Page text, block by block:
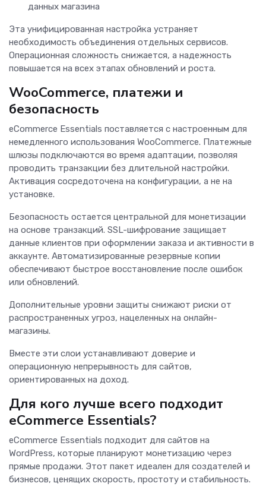
данных магазина
Эта унифицированная настройка устраняет
необходимость объединения отдельных сервисов.
Операционная сложность снижается, а надежность
повышается на всех этапах обновлений и роста.
WooCommerce, платежи и
безопасность
eCommerce Essentials поставляется с настроенным для
немедленного использования WooCommerce. Платежные
шлюзы подключаются во время адаптации, позволяя
проводить транзакции без длительной настройки.
Активация сосредоточена на конфигурации, а не на
установке.
Безопасность остается центральной для монетизации
на основе транзакций. SSL-шифрование защищает
данные клиентов при оформлении заказа и активности в
аккаунте. Автоматизированные резервные копии
обеспечивают быстрое восстановление после ошибок
или обновлений.
Дополнительные уровни защиты снижают риски от
распространенных угроз, нацеленных на онлайн-
магазины.
Вместе эти слои устанавливают доверие и
операционную непрерывность для сайтов,
ориентированных на доход.
Для кого лучше всего подходит
eCommerce Essentials?
eCommerce Essentials подходит для сайтов на
WordPress, которые планируют монетизацию через
прямые продажи. Этот пакет идеален для создателей и
бизнесов, ценящих скорость, простоту и стабильность.